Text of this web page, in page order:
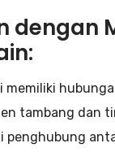
dengan
memiliki
tambang dan
penghubung